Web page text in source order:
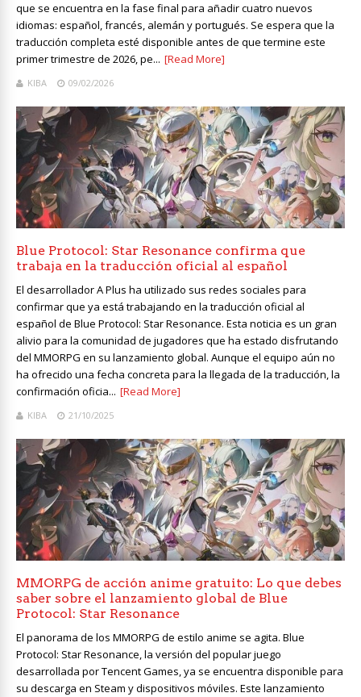
que se encuentra en la fase final para añadir cuatro nuevos
idiomas: español, francés, alemán y portugués. Se espera que la
traducción completa esté disponible antes de que termine este
primer trimestre de 2026, pe... [Read More]
KIBA 09/02/2026
Blue Protocol: Star Resonance confirma que
trabaja en la traducción oficial al español
El desarrollador A Plus ha utilizado sus redes sociales para
confirmar que ya está trabajando en la traducción oficial al
español de Blue Protocol: Star Resonance. Esta noticia es un gran
alivio para la comunidad de jugadores que ha estado disfrutando
del MMORPG en su lanzamiento global. Aunque el equipo aún no
ha ofrecido una fecha concreta para la llegada de la traducción, la
confirmación oficia... [Read More]
KIBA 21/10/2025
MMORPG de acción anime gratuito: Lo que debes
saber sobre el lanzamiento global de Blue
Protocol: Star Resonance
El panorama de los MMORPG de estilo anime se agita. Blue
Protocol: Star Resonance, la versión del popular juego
desarrollada por Tencent Games, ya se encuentra disponible para
su descarga en Steam y dispositivos móviles. Este lanzamiento